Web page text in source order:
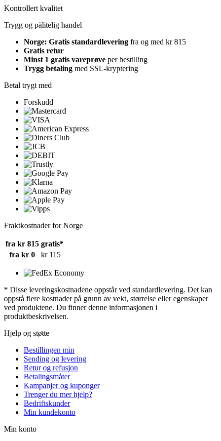
Kontrollert kvalitet
Trygg og pålitelig handel
Norge: Gratis standardlevering fra og med kr 815
Gratis retur
Minst 1 gratis vareprøve per bestilling
Trygg betaling med SSL-kryptering
Betal trygt med
Forskudd
Fraktkostnader for Norge
fra kr 815 gratis*
fra kr 0
kr 115
* Disse leveringskostnadene oppstår ved standardlevering. Det kan
oppstå flere kostnader på grunn av vekt, størrelse eller egenskaper
ved produktene. Du finner denne informasjonen i
produktbeskrivelsen.
Hjelp og støtte
Bestillingen min
Sending og levering
Retur og refusjon
Betalingsmåter
Kampanjer og kuponger
Trenger du mer hjelp?
Bedriftskunder
Min kundekonto
Min konto